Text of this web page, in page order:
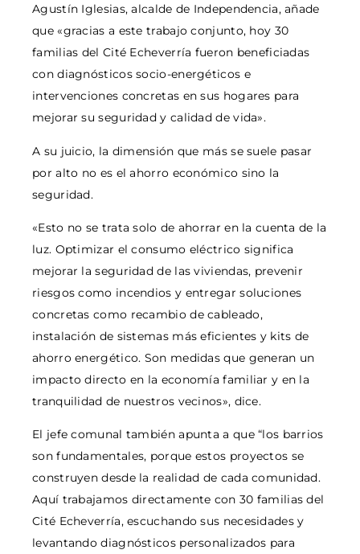
Agustín Iglesias, alcalde de Independencia, añade
que «gracias a este trabajo conjunto, hoy 30
familias del Cité Echeverría fueron beneficiadas
con diagnósticos socio-energéticos e
intervenciones concretas en sus hogares para
mejorar su seguridad y calidad de vida».
A su juicio, la dimensión que más se suele pasar
por alto no es el ahorro económico sino la
seguridad.
«Esto no se trata solo de ahorrar en la cuenta de la
luz. Optimizar el consumo eléctrico significa
mejorar la seguridad de las viviendas, prevenir
riesgos como incendios y entregar soluciones
concretas como recambio de cableado,
instalación de sistemas más eficientes y kits de
ahorro energético. Son medidas que generan un
impacto directo en la economía familiar y en la
tranquilidad de nuestros vecinos», dice.
El jefe comunal también apunta a que “los barrios
son fundamentales, porque estos proyectos se
construyen desde la realidad de cada comunidad.
Aquí trabajamos directamente con 30 familias del
Cité Echeverría, escuchando sus necesidades y
levantando diagnósticos personalizados para